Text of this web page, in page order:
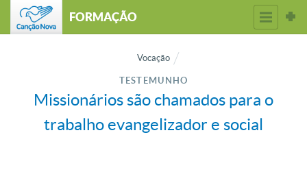
FORMAÇÃO
Vocação
TESTEMUNHO
Missionários são chamados para o
trabalho evangelizador e social